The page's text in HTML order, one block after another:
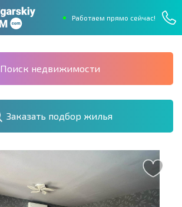
Работаем прямо сейчас!
Поиск недвижимости
Заказать подбор жилья